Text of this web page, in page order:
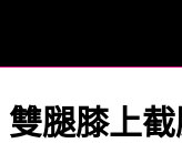
雙腿膝上截